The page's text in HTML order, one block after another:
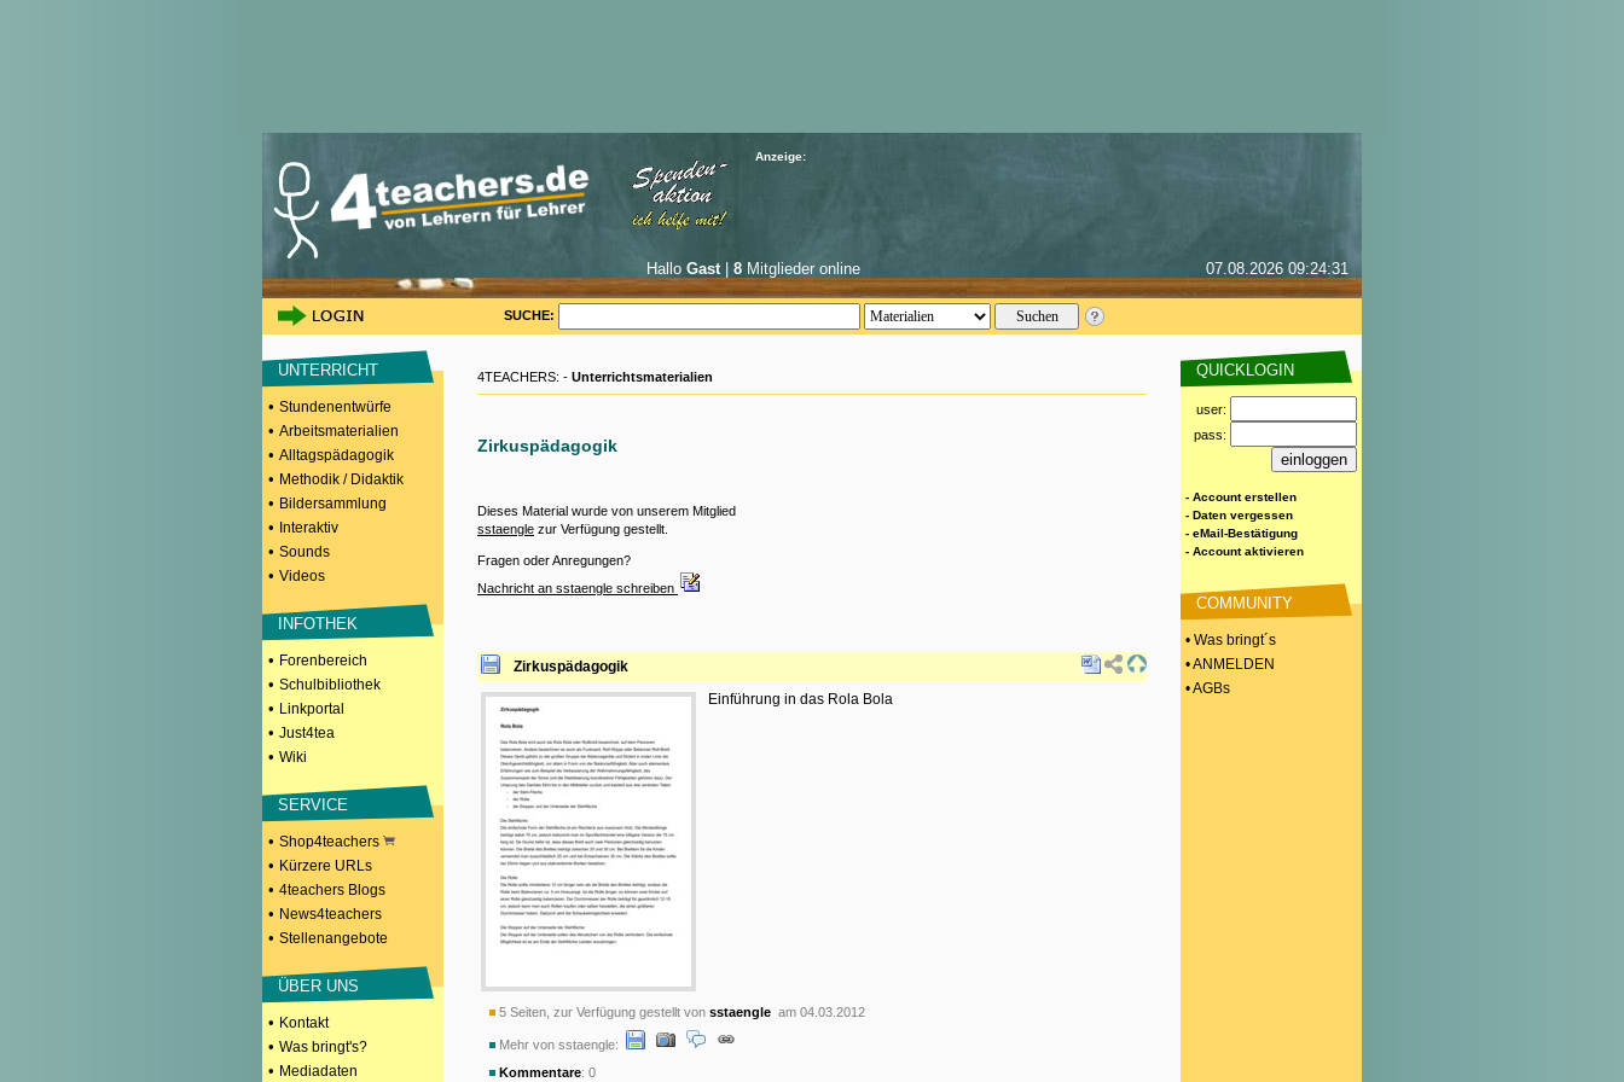
Anzeige:
Hallo Gast| 8Mitglieder online 07.08.2026 09:24:31
SUCHE:
UNTERRICHT
• Stundenentwürfe
• Arbeitsmaterialien
• Alltagspädagogik
• Methodik / Didaktik
• Bildersammlung
• Interaktiv
• Sounds
• Videos
INFOTHEK
• Forenbereich
• Schulbibliothek
• Linkportal
• Just4tea
• Wiki
SERVICE
• Shop4teachers
• Kürzere URLs
• 4teachers Blogs
• News4teachers
• Stellenangebote
ÜBER UNS
• Kontakt
• Was bringt's?
• Mediadaten
4TEACHERS: - Unterrichtsmaterialien
Zirkuspädagogik
Dieses Material wurde von unserem Mitglied
sstaengle zur Verfügung gestellt.
Fragen oder Anregungen?
Nachricht an sstaengle schreiben
Zirkuspädagogik
Einführung in das Rola Bola
5 Seiten, zur Verfügung gestellt von sstaengle am 04.03.2012
Mehr von sstaengle:
Kommentare: 0
QUICKLOGIN
user:
pass:
- Account erstellen
- Daten vergessen
- eMail-Bestätigung
- Account aktivieren
COMMUNITY
• Was bringt´s
• ANMELDEN
• AGBs